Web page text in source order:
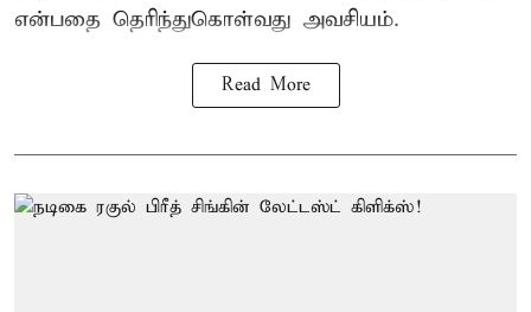
என்பதை தெரிந்துகொள்வது அவசியம்.
Read More